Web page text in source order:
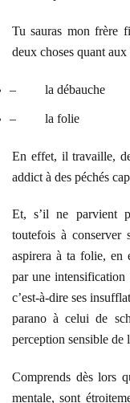
Tu sauras mon frère
deux choses quant aux
– la débauche
– la folie
En effet, il travaille,
addict à des péchés
Et, s’il ne parvient
toutefois à conserver
aspirera à ta folie, en
par une intensification
c’est-à-dire ses
parano à celui de
perception sensible de
Comprends dès lors
mentale, sont